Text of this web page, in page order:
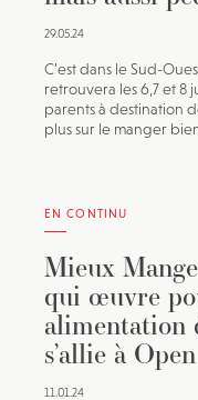
29.05.24
C’est dans le Sud-
retrouvera les 6,7 et 8
parents à destination
plus sur le manger
EN CONTINU
Mieux
qui œuvre
alimentation
s’allie à
11.01.24